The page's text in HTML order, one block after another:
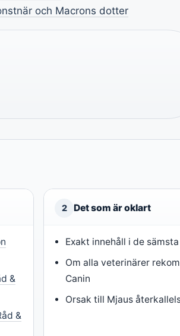
och Macrons dotter
&
&
2 Det som är oklart
Exakt innehåll i de
Om alla veterinärer
Canin
Orsak till Mjaus